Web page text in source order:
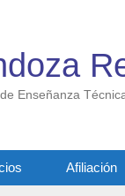
Enseñanza
Afiliación